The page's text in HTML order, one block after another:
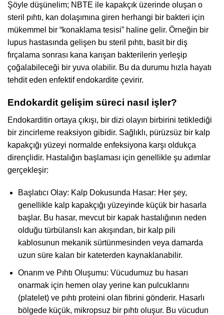
Şöyle düşünelim; NBTE ile kapakçık üzerinde oluşan o
steril pıhtı, kan dolaşımına giren herhangi bir bakteri için
mükemmel bir “konaklama tesisi” haline gelir. Örneğin bir
lupus hastasında gelişen bu steril pıhtı, basit bir diş
fırçalama sonrası kana karışan bakterilerin yerleşip
çoğalabileceği bir yuva olabilir. Bu da durumu hızla hayatı
tehdit eden enfektif endokardite çevirir.
Endokardit gelişim süreci nasıl işler?
Endokarditin ortaya çıkışı, bir dizi olayın birbirini tetiklediği
bir zincirleme reaksiyon gibidir. Sağlıklı, pürüzsüz bir kalp
kapakçığı yüzeyi normalde enfeksiyona karşı oldukça
dirençlidir. Hastalığın başlaması için genellikle şu adımlar
gerçekleşir:
Başlatıcı Olay: Kalp Dokusunda Hasar: Her şey,
genellikle kalp kapakçığı yüzeyinde küçük bir hasarla
başlar. Bu hasar, mevcut bir kapak hastalığının neden
olduğu türbülanslı kan akışından, bir kalp pili
kablosunun mekanik sürtünmesinden veya damarda
uzun süre kalan bir kateterden kaynaklanabilir.
Onarım ve Pıhtı Oluşumu: Vücudumuz bu hasarı
onarmak için hemen olay yerine kan pulcuklarını
(platelet) ve pıhtı proteini olan fibrini gönderir. Hasarlı
bölgede küçük, mikropsuz bir pıhtı oluşur. Bu vücudun